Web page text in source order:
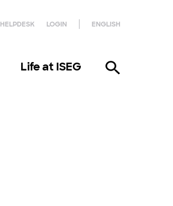
HELPDESK LOGIN ENGLISH
Life at ISEG